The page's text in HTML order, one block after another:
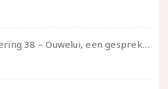
Ongehoord – Aflevering 38 – Ouwelui, een gesprek met vreer over behoefte aan geborgenheid en het behouden van je idealen